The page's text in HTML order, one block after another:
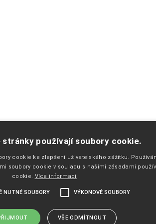
ZASÍLAT EMAILY NEWSLETTER ?
stránky používají soubory cookie.
cookie ke zlepšení uživatelského zážitku.
soubory cookie v souladu s našimi zásadami
cookie. Více informací
NUTNÉ SOUBORY VÝKONOVÉ SOUBORY
VŠE ODMÍTNOUT